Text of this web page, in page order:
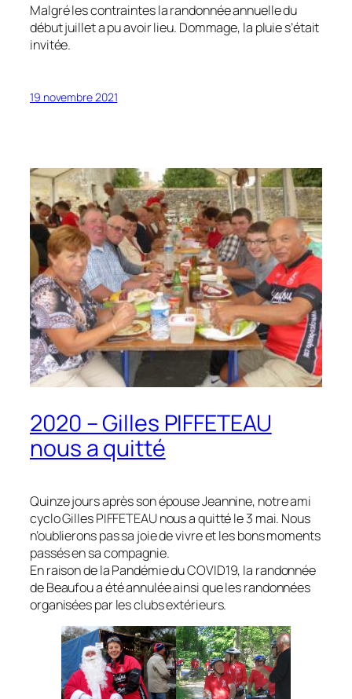
Malgré les contraintes la randonnée annuelle du
début juillet a pu avoir lieu. Dommage, la pluie s’était
invitée.
19 novembre 2021
2020 – Gilles PIFFETEAU
nous a quitté
Quinze jours après son épouse Jeannine, notre ami
cyclo Gilles PIFFETEAU nous a quitté le 3 mai. Nous
n’oublierons pas sa joie de vivre et les bons moments
passés en sa compagnie.
En raison de la Pandémie du COVID19, la randonnée
de Beaufou a été annulée ainsi que les randonnées
organisées par les clubs extérieurs.